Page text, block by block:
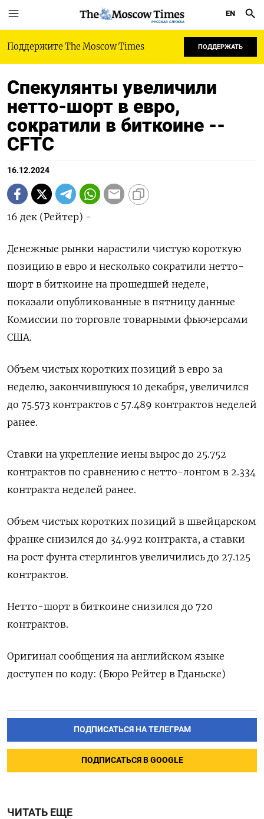
РУССКАЯ СЛУЖБА
EN
Поддержите The Moscow Times ПОДДЕРЖАТЬ
Спекулянты увеличили
нетто-шорт в евро,
сократили в биткоине --
CFTC
16.12.2024
16 дек (Рейтер) -
Денежные рынки нарастили чистую короткую
позицию в евро и несколько сократили нетто-
шорт в биткоине на прошедшей неделе,
показали опубликованные в пятницу данные
Комиссии по торговле товарными фьючерсами
США.
Объем чистых коротких позиций в евро за
неделю, закончившуюся 10 декабря, увеличился
до 75.573 контрактов с 57.489 контрактов неделей
ранее.
Ставки на укрепление иены вырос до 25.752
контрактов по сравнению с нетто-лонгом в 2.334
контракта неделей ранее.
Объем чистых коротких позиций в швейцарском
франке снизился до 34.992 контракта, а ставки
на рост фунта стерлингов увеличились до 27.125
контрактов.
Нетто-шорт в биткоине снизился до 720
контрактов.
Оригинал сообщения на английском языке
доступен по коду: (Бюро Рейтер в Гданьске)
ПОДПИСАТЬСЯ НА ТЕЛЕГРАМ
ПОДПИСАТЬСЯ В GOOGLE
ЧИТАТЬ ЕЩЕ